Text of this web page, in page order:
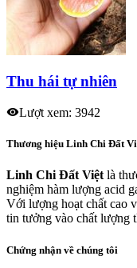
Thu hái tự nhiên
Lượt xem: 3942
Thương hiệu Linh Chi Đất
Linh Chi Đất Việtlà
nghiệm hàm lượng acid
Với lượng hoạt chất cao
tin tưởng vào chất lượng
Chứng nhận về chúng tôi